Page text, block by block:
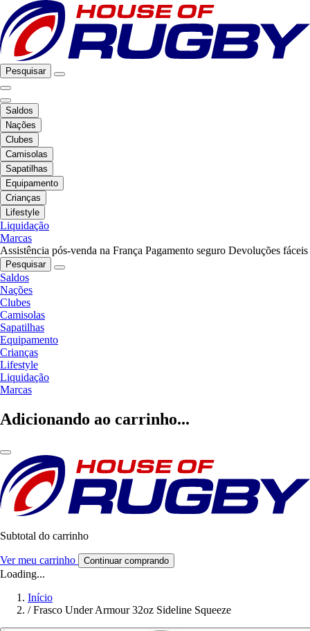
Pesquisar
Saldos
Nações
Clubes
Camisolas
Sapatilhas
Equipamento
Crianças
Lifestyle
Liquidação
Marcas
Assistência pós-venda na França Pagamento seguro Devoluções fáceis
Pesquisar
Saldos
Nações
Clubes
Camisolas
Sapatilhas
Equipamento
Crianças
Lifestyle
Liquidação
Marcas
Adicionando ao carrinho...
Subtotal do carrinho
Ver meu carrinho Continuar comprando
Loading...
Início
/ Frasco Under Armour 32oz Sideline Squeeze